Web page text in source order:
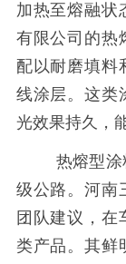
加热至熔融状
有限公司的热
配以耐磨填料
线涂层。这类
光效果持久，
热熔型涂料
级公路。河南
团队建议，在
类产品。其鲜